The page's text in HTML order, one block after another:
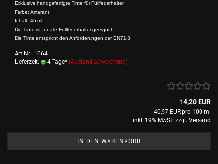
Exklusive handgefertigte Tinte für Füllfederhalter.
Farbe: Amarant
Inhalt: 45 ml
Die Tinte ist für alle Füllfederhalter geeignet.
Die Tinte entspricht den Anforderungen der EN71-3.
Art.Nr.: 1064
Lieferzeit:
4 Tage* (Ausland abweichend)
14,20 EUR
40,57 EUR pro 100 ml
inkl. 19% MwSt. zzgl. Versand
IN DEN WARENKORB